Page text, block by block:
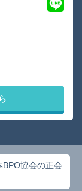
協会の正会